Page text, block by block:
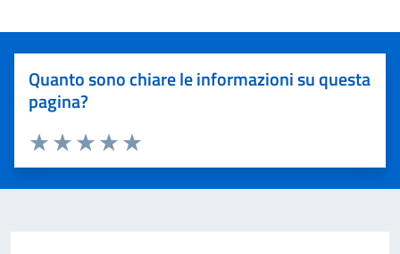
Quanto sono chiare le informazioni su questa
pagina?
Valuta 5 stelle su 5
Valuta 4 stelle su 5
Valuta 3 stelle su 5
Valuta 2 stelle su 5
Valuta 1 stelle su 5